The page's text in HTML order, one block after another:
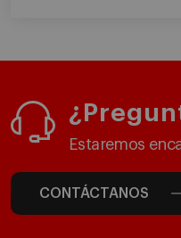
Estaremos
CONTÁCTANOS